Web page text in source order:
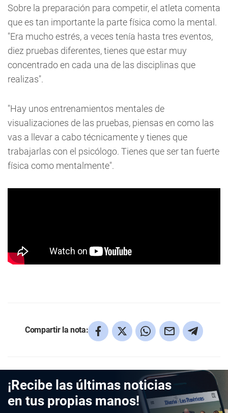
Sobre la preparación para competir, el atleta comenta
que es tan importante la parte física como la mental.
"Era mucho estrés, a veces tenía hasta tres eventos,
diez pruebas diferentes, tienes que estar muy
concentrado en cada una de las disciplinas que
realizas".
"Hay unos entrenamientos mentales de
visualizaciones de las pruebas, piensas en como las
vas a llevar a cabo técnicamente y tienes que
trabajarlas con el psicólogo. Tienes que ser tan fuerte
física como mentalmente".
Compartir la nota:
¡Recibe las últimas noticias
en tus propias manos!